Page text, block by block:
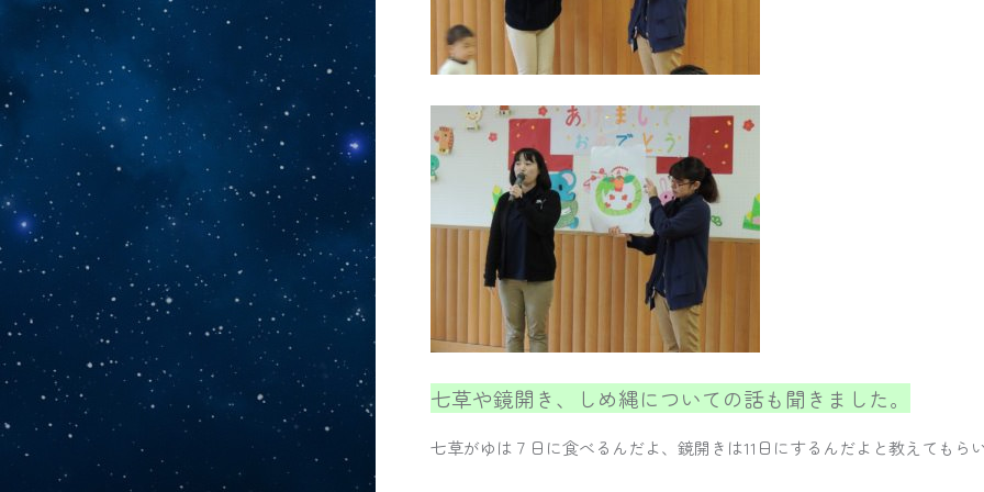
七草や鏡開き、しめ縄についての話も聞きました。
七草がゆは７日に食べるんだよ、鏡開きは11日にするんだよと教えてもら